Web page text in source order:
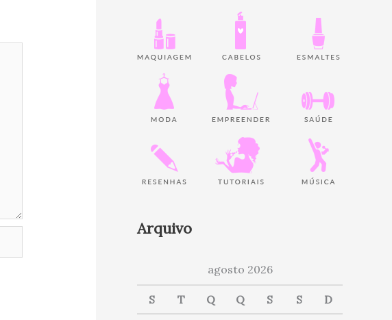
Arquivo
agosto 2026
S T Q Q S S D